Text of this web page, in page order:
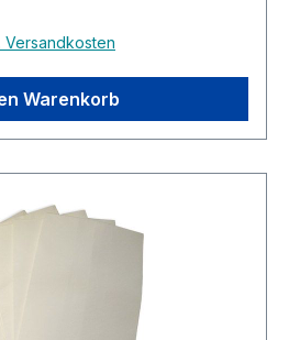
Versandkosten
Warenkorb